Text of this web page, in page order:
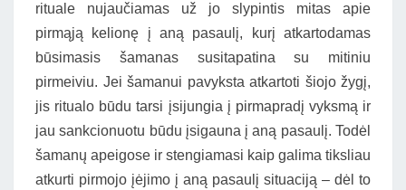
rituale nujaučiamas už jo slypintis mitas apie
pirmąją kelionę į aną pasaulį, kurį atkartodamas
būsimasis šamanas susitapatina su mitiniu
pirmeiviu. Jei šamanui pavyksta atkartoti šiojo žygį,
jis ritualo būdu tarsi įsijungia į pirmapradį vyksmą ir
jau sankcionuotu būdu įsigauna į aną pasaulį. Todėl
šamanų apeigose ir stengiamasi kaip galima tiksliau
atkurti pirmojo įėjimo į aną pasaulį situaciją – dėl to